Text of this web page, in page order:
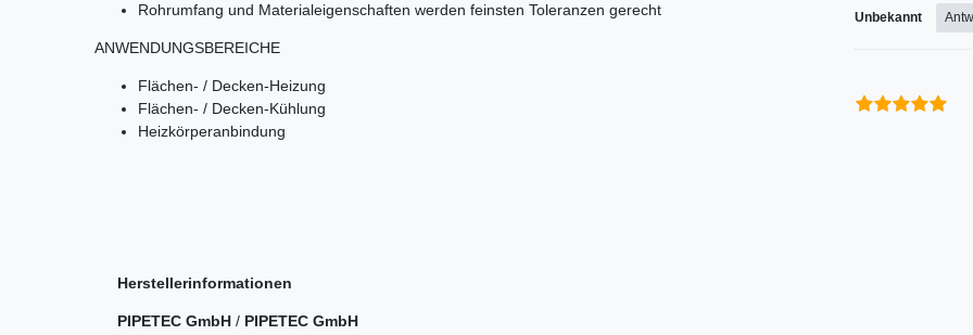
Rohrumfang und Materialeigenschaften werden feinsten Toleranzen gerecht
ANWENDUNGSBEREICHE
Flächen- / Decken-Heizung
Flächen- / Decken-Kühlung
Heizkörperanbindung
Herstellerinformationen
PIPETEC GmbH / PIPETEC GmbH
Unbekannt